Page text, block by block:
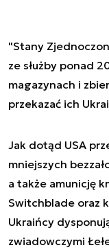
"Stany
ze służby ponad
magazynach i
przekazać ich
Jak dotąd USA
mniejszych
a także amunicję
Switchblade oraz
Ukraińcy
zwiadowczymi